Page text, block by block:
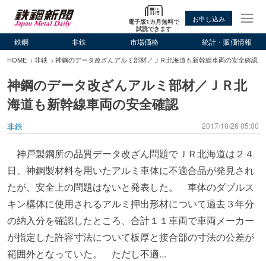
電子版1カ月無料で
試読できます
お申し込み
鉄鋼 非鉄 市場価格 統計・販価情報
HOME 非鉄 神鋼のデータ改ざんアルミ部材／ＪＲ北海道も新幹線車両の安全確認
神鋼のデータ改ざんアルミ部材／ＪＲ北
海道も新幹線車両の安全確認
非鉄 2017/10/26 05:00
神戸製鋼所の品質データ改ざん問題でＪＲ北海道は２４
日、神鋼製材料を用いたアルミ車体に不適合品が発見され
たが、安全上の問題はないと発表した。 車体のダブルス
キン構体に使用されるアルミ押出形材について過去３年分
の納入分を確認したところ、合計１１車両で車両メーカー
が指定した許容寸法について板厚と接合部の寸法の公差が
範囲外となっていた。 ただし不適...